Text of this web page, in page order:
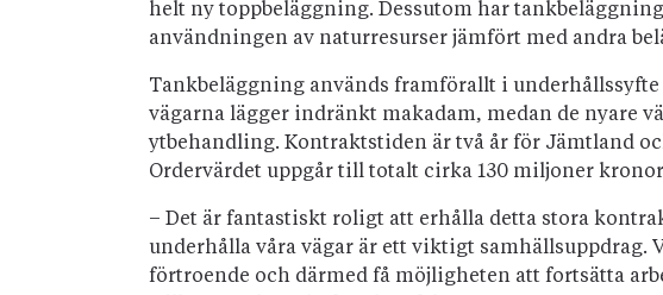
helt ny toppbeläggning. Dessutom har
användningen av naturresurser jämfört med andra
Tankbeläggning används framförallt i
vägarna lägger indränkt makadam, medan de nyare
ytbehandling. Kontraktstiden är två år för Jämtland
Ordervärdet uppgår till totalt cirka 130 miljoner
– Det är fantastiskt roligt att erhålla detta stora
underhålla våra vägar är ett viktigt samhällsuppdrag.
förtroende och därmed få möjligheten att fortsätta